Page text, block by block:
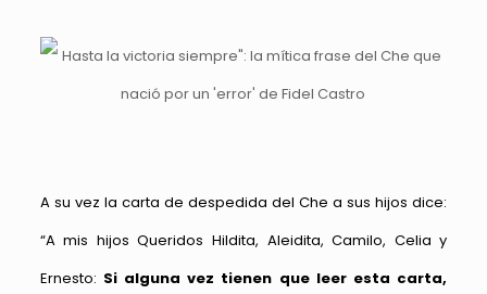
A su vez la carta de despedida del Che a sus hijos dice:
“A mis hijos Queridos Hildita, Aleidita, Camilo, Celia y
Ernesto: Si alguna vez tienen que leer esta carta,